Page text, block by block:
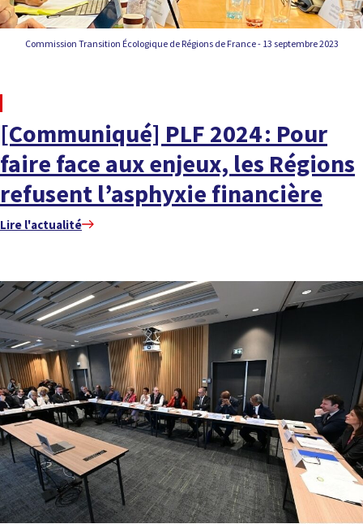
Commission Transition Écologique de Régions de France - 13 septembre 2023
[Communiqué] PLF 2024 : Pour
faire face aux enjeux, les Régions
refusent l’asphyxie financière
Lire l'actualité